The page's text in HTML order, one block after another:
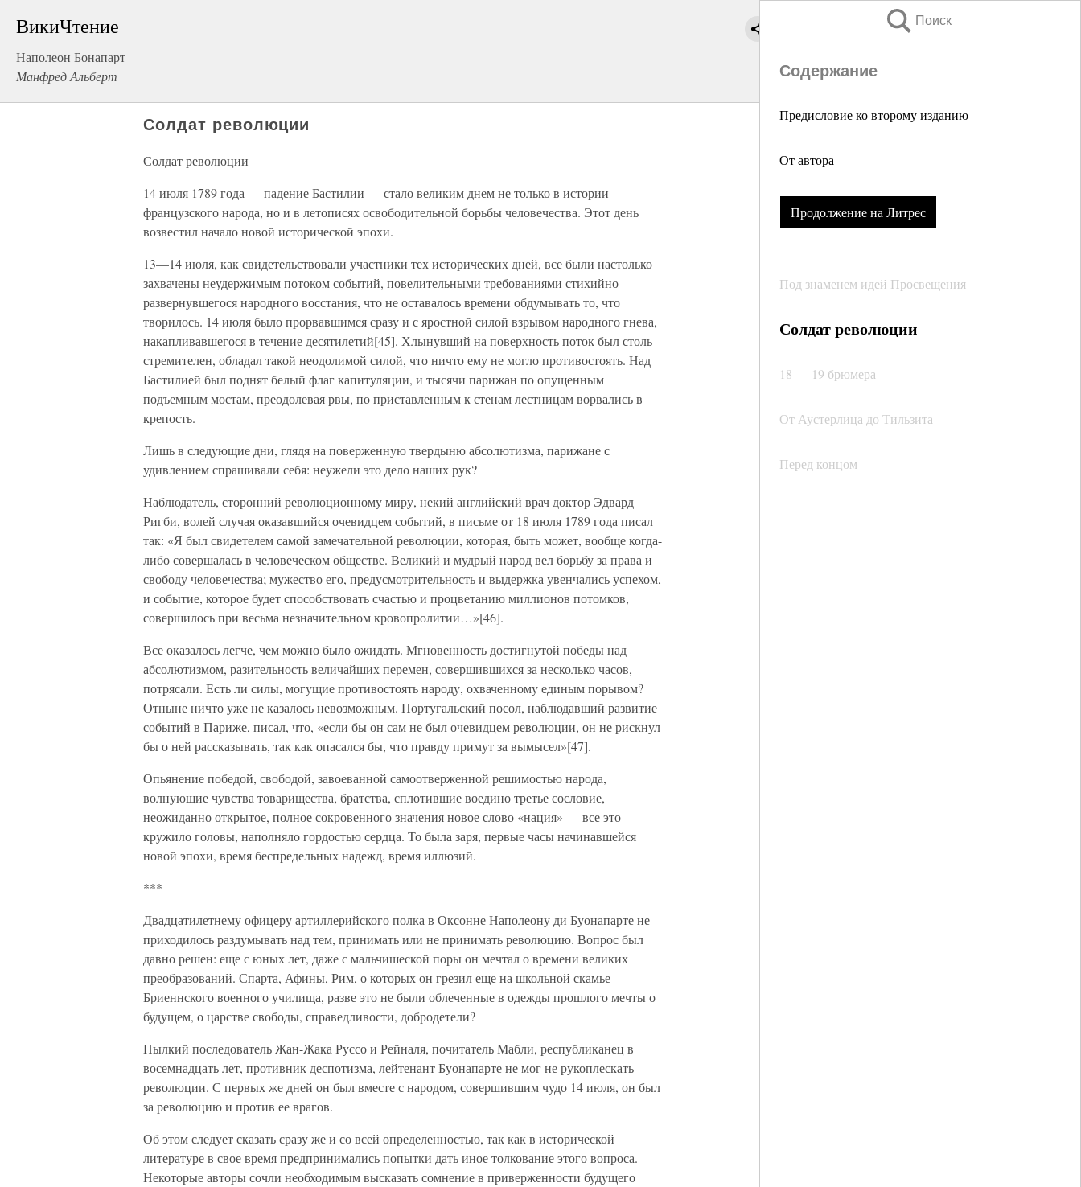
ВикиЧтение
Наполеон Бонапарт
Манфред Альберт
Поиск
Содержание
Предисловие ко второму изданию
От автора
Продолжение на Литрес
Под знаменем идей Просвещения
Солдат революции
18 — 19 брюмера
От Аустерлица до Тильзита
Перед концом
Солдат революции
Солдат революции
14 июля 1789 года — падение Бастилии — стало великим днем не только в истории
французского народа, но и в летописях освободительной борьбы человечества. Этот день
возвестил начало новой исторической эпохи.
13—14 июля, как свидетельствовали участники тех исторических дней, все были настолько
захвачены неудержимым потоком событий, повелительными требованиями стихийно
развернувшегося народного восстания, что не оставалось времени обдумывать то, что
творилось. 14 июля было прорвавшимся сразу и с яростной силой взрывом народного гнева,
накапливавшегося в течение десятилетий[45]. Хлынувший на поверхность поток был столь
стремителен, обладал такой неодолимой силой, что ничто ему не могло противостоять. Над
Бастилией был поднят белый флаг капитуляции, и тысячи парижан по опущенным
подъемным мостам, преодолевая рвы, по приставленным к стенам лестницам ворвались в
крепость.
Лишь в следующие дни, глядя на поверженную твердыню абсолютизма, парижане с
удивлением спрашивали себя: неужели это дело наших рук?
Наблюдатель, сторонний революционному миру, некий английский врач доктор Эдвард
Ригби, волей случая оказавшийся очевидцем событий, в письме от 18 июля 1789 года писал
так: «Я был свидетелем самой замечательной революции, которая, быть может, вообще когда-
либо совершалась в человеческом обществе. Великий и мудрый народ вел борьбу за права и
свободу человечества; мужество его, предусмотрительность и выдержка увенчались успехом,
и событие, которое будет способствовать счастью и процветанию миллионов потомков,
совершилось при весьма незначительном кровопролитии…»[46].
Все оказалось легче, чем можно было ожидать. Мгновенность достигнутой победы над
абсолютизмом, разительность величайших перемен, совершившихся за несколько часов,
потрясали. Есть ли силы, могущие противостоять народу, охваченному единым порывом?
Отныне ничто уже не казалось невозможным. Португальский посол, наблюдавший развитие
событий в Париже, писал, что, «если бы он сам не был очевидцем революции, он не рискнул
бы о ней рассказывать, так как опасался бы, что правду примут за вымысел»[47].
Опьянение победой, свободой, завоеванной самоотверженной решимостью народа,
волнующие чувства товарищества, братства, сплотившие воедино третье сословие,
неожиданно открытое, полное сокровенного значения новое слово «нация» — все это
кружило головы, наполняло гордостью сердца. То была заря, первые часы начинавшейся
новой эпохи, время беспредельных надежд, время иллюзий.
***
Двадцатилетнему офицеру артиллерийского полка в Оксонне Наполеону ди Буонапарте не
приходилось раздумывать над тем, принимать или не принимать революцию. Вопрос был
давно решен: еще с юных лет, даже с мальчишеской поры он мечтал о времени великих
преобразований. Спарта, Афины, Рим, о которых он грезил еще на школьной скамье
Бриеннского военного училища, разве это не были облеченные в одежды прошлого мечты о
будущем, о царстве свободы, справедливости, добродетели?
Пылкий последователь Жан-Жака Руссо и Рейналя, почитатель Мабли, республиканец в
восемнадцать лет, противник деспотизма, лейтенант Буонапарте не мог не рукоплескать
революции. С первых же дней он был вместе с народом, совершившим чудо 14 июля, он был
за революцию и против ее врагов.
Об этом следует сказать сразу же и со всей определенностью, так как в исторической
литературе в свое время предпринимались попытки дать иное толкование этого вопроса.
Некоторые авторы сочли необходимым высказать сомнение в приверженности будущего